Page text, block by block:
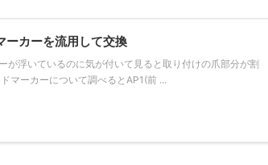
ーカーを流用して交換
浮いているのに気が付いて見ると取り付けの爪部分が割
マーカーについて調べるとAP1(前 ...